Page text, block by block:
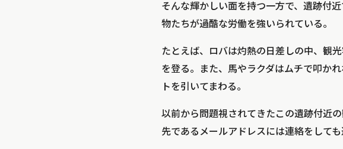
そんな輝かしい面を持つ一方で、遺跡付
物たちが過酷な労働を強いられている。
たとえば、ロバは灼熱の日差しの中、観
を登る。また、馬やラクダはムチで叩か
トを引いてまわる。
以前から問題視されてきたこの遺跡付近
先であるメールアドレスには連絡をして